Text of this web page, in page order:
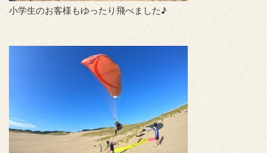
小学生のお客様もゆったり飛べました♪